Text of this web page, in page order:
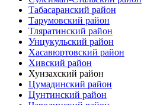
Табасаранский район
Тарумовский район
Тляратинский район
Унцукульский район
Хасавюртовский район
Хивский район
Хунзахский район
Цумадинский район
Цунтинский район